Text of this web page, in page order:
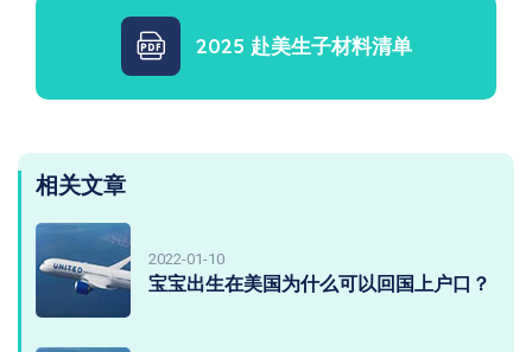
2025 赴美生子材料清单
相关文章
2022-01-10
宝宝出生在美国为什么可以回国上户口？